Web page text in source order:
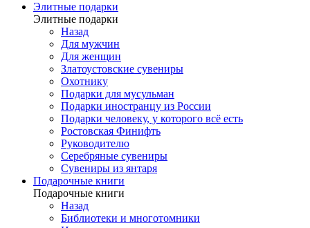
Элитные подарки
Элитные подарки
Назад
Для мужчин
Для женщин
Златоустовские сувениры
Охотнику
Подарки для мусульман
Подарки иностранцу из России
Подарки человеку, у которого всё есть
Ростовская Финифть
Руководителю
Серебряные сувениры
Сувениры из янтаря
Подарочные книги
Подарочные книги
Назад
Библиотеки и многотомники